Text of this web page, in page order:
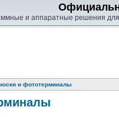
и аппаратные решения
и фототерминалы